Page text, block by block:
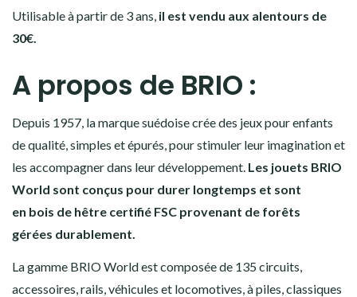
Utilisable à partir de 3 ans, il est vendu aux alentours de
30€.
A propos de BRIO :
Depuis 1957, la marque suédoise crée des jeux pour enfants
de qualité, simples et épurés, pour stimuler leur imagination et
les accompagner dans leur développement. Les jouets BRIO
World sont conçus pour durer longtemps et sont
en bois de hêtre certifié FSC provenant de forêts
gérées durablement.
La gamme BRIO World est composée de 135 circuits,
accessoires, rails, véhicules et locomotives, à piles, classiques